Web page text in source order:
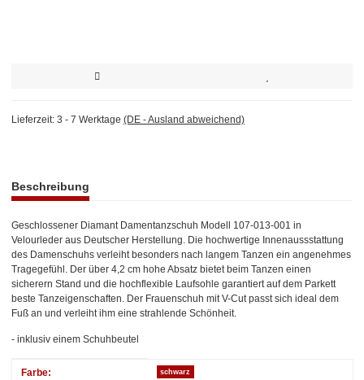
Lieferzeit: 3 - 7 Werktage (DE - Ausland abweichend)
Beschreibung
Geschlossener Diamant Damentanzschuh Modell 107-013-001 in
Velourleder aus Deutscher Herstellung. Die hochwertige Innenaussstattung
des Damenschuhs verleiht besonders nach langem Tanzen ein angenehmes
Tragegefühl. Der über 4,2 cm hohe Absatz bietet beim Tanzen einen
sicherern Stand und die hochflexible Laufsohle garantiert auf dem Parkett
beste Tanzeigenschaften. Der Frauenschuh mit V-Cut passt sich ideal dem
Fuß an und verleiht ihm eine strahlende Schönheit.
- inklusiv einem Schuhbeutel
Produkteigenschaft
Wert
Farbe: schwarz